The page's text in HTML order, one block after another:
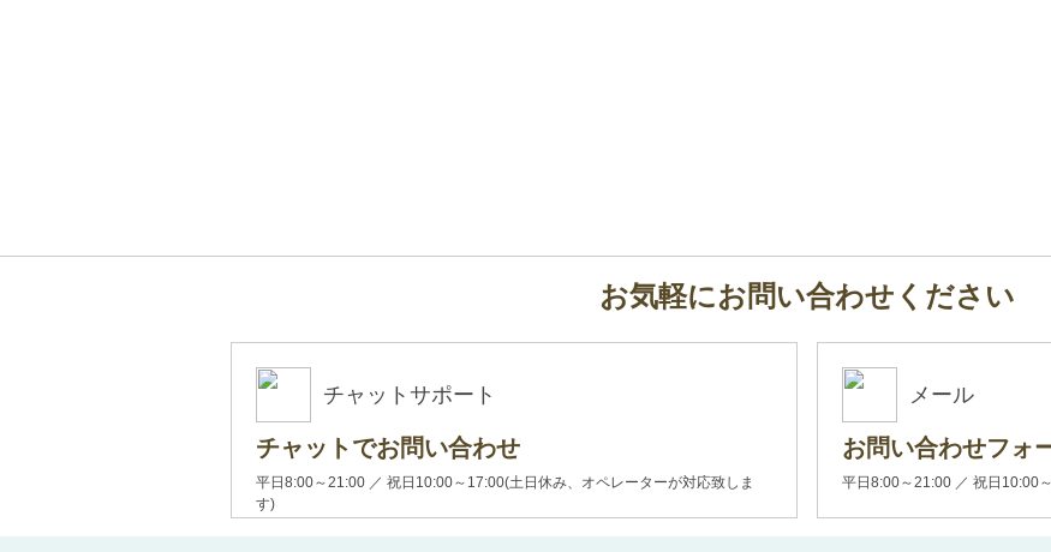
お気軽にお問い合わせください
チャットサポート
チャットでお問い合わせ
平日8:00～21:00 ／ 祝日10:00～17:00(土日休み、オペレーターが対応致しま
す)
メール
お問い合わせフォ
平日8:00～21:00 ／ 祝日10:00